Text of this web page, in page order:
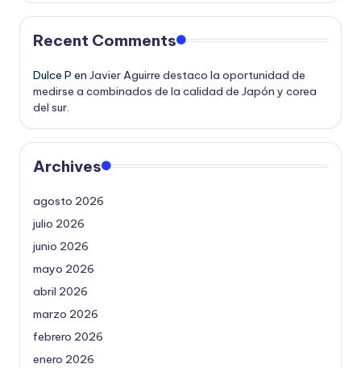
Recent Comments
Dulce P en Javier Aguirre destaco la oportunidad de
medirse a combinados de la calidad de Japón y corea
del sur.
Archives
agosto 2026
julio 2026
junio 2026
mayo 2026
abril 2026
marzo 2026
febrero 2026
enero 2026